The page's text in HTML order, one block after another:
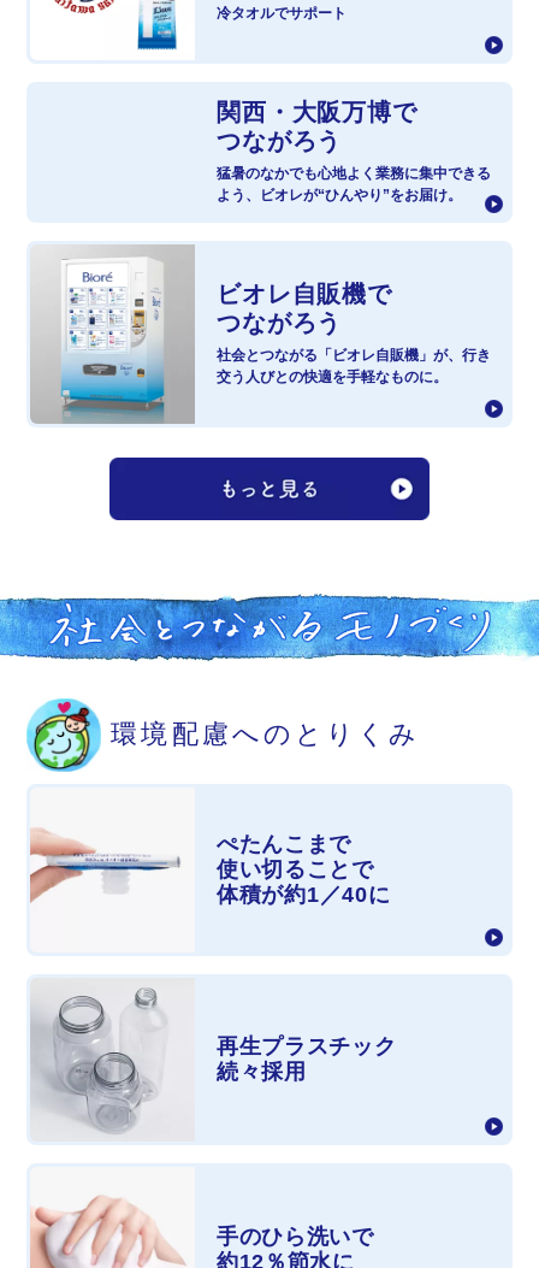
冷タオルでサポート
関西・大阪万博で
つながろう
猛暑のなかでも心地よく業務に集中できる
よう、
ビオレが“ひんやり”をお届け。
ビオレ自販機で
つながろう
社会とつながる「ビオレ自販機」が、行き
交う人びとの快適を手軽なものに。
環境配慮への とりくみ
ぺたんこまで
使い切ることで
体積が約1／40に
再生プラスチック
続々採用
手のひら洗いで
約12％節水に